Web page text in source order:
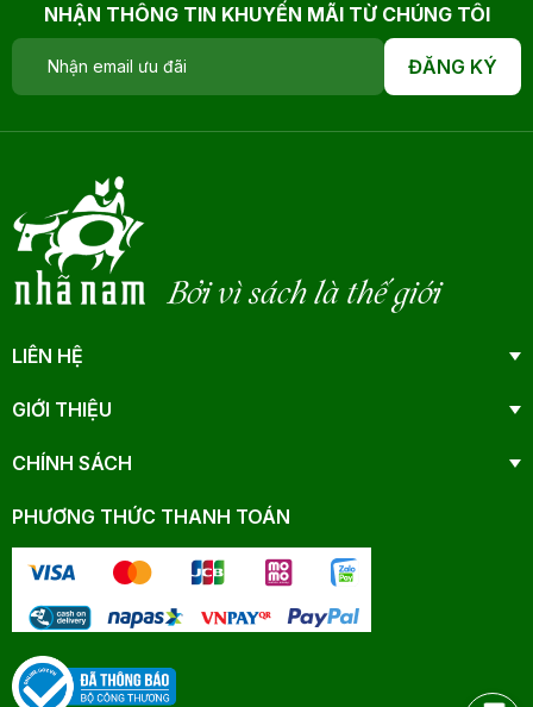
NHẬN THÔNG TIN KHUYẾN MÃI TỪ CHÚNG TÔI
ĐĂNG KÝ
Bởi vì sách là thế giới
LIÊN HỆ
GIỚI THIỆU
CHÍNH SÁCH
PHƯƠNG THỨC THANH TOÁN